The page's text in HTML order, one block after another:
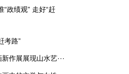
“政绩观” 走好“赶
考路”
作展展现山水艺···